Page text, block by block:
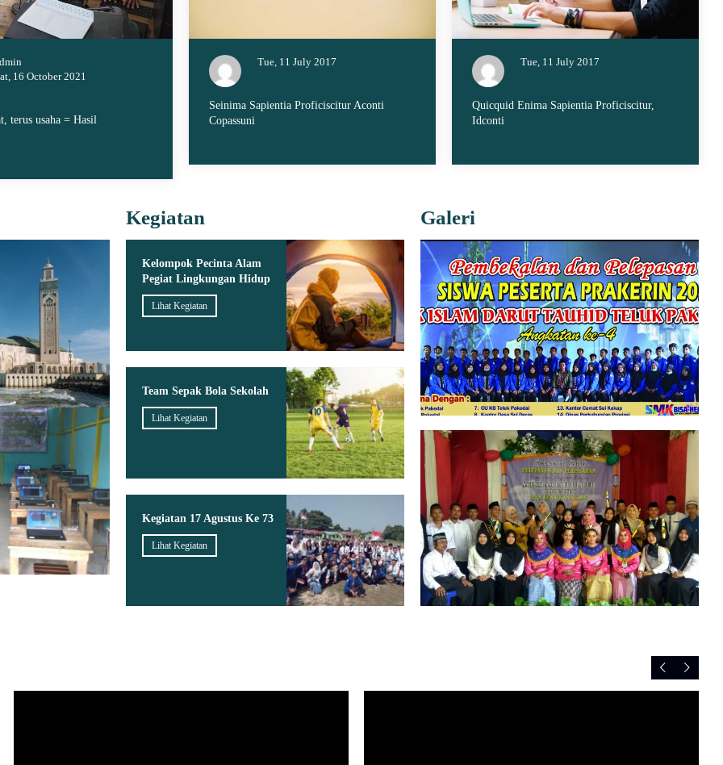
16 October 2021
terus usaha = Hasil
Tue, 11 July 2017
Seinima Sapientia Proficiscitur Aconti
Copassuni
Tue, 11 July 2017
Quicquid Enima Sapientia Proficiscitur,
Idconti
Kegiatan
Kelompok Pecinta Alam
Pegiat Lingkungan Hidup
Lihat Kegiatan
Team Sepak Bola Sekolah
Lihat Kegiatan
Kegiatan 17 Agustus Ke 73
Lihat Kegiatan
Galeri